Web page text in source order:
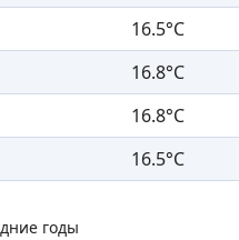
16.5°C
16.8°C
16.8°C
16.5°C
годы